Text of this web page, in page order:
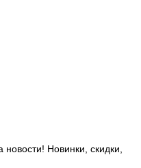
Новинки, скидки,